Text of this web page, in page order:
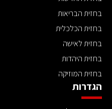
בחזית הבריאות
בחזית הכלכלית
בחזית לאישה
בחזית היהדות
בחזית המוזיקה
הגדרות